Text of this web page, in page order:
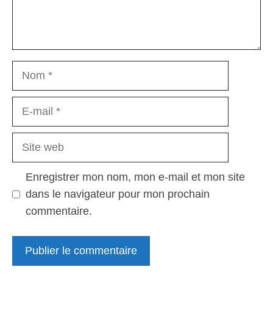
Nom
Site
Enregistrer mon nom, mon e-mail et mon site
dans le navigateur pour mon prochain
commentaire.